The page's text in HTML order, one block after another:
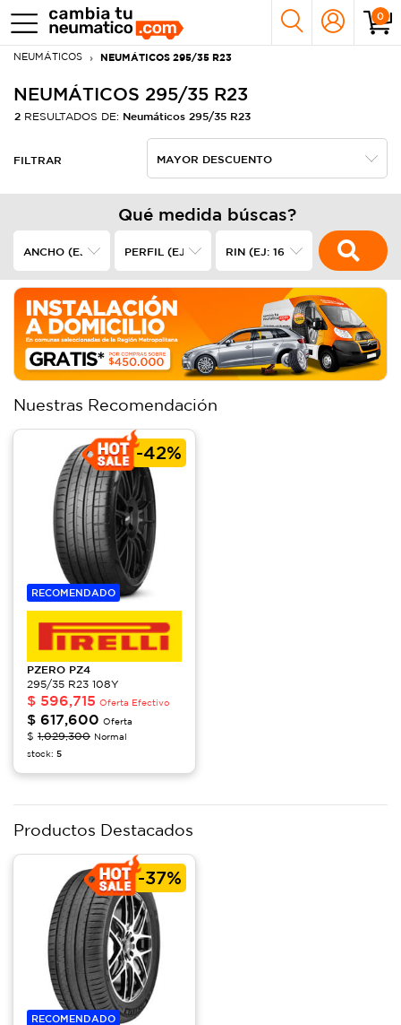
0
NEUMÁTICOS NEUMÁTICOS 295/35 R23
NEUMÁTICOS 295/35 R23
2 RESULTADOS DE: Neumáticos 295/35 R23
FILTRAR
Qué medida búscas?
Nuestras Recomendación
-42%
RECOMENDADO
PZERO PZ4
295/35 R23 108Y
$ 596,715 Oferta Efectivo
$ 617,600 Oferta
$ 1,029,300 Normal
stock: 5
Productos Destacados
-37%
RECOMENDADO